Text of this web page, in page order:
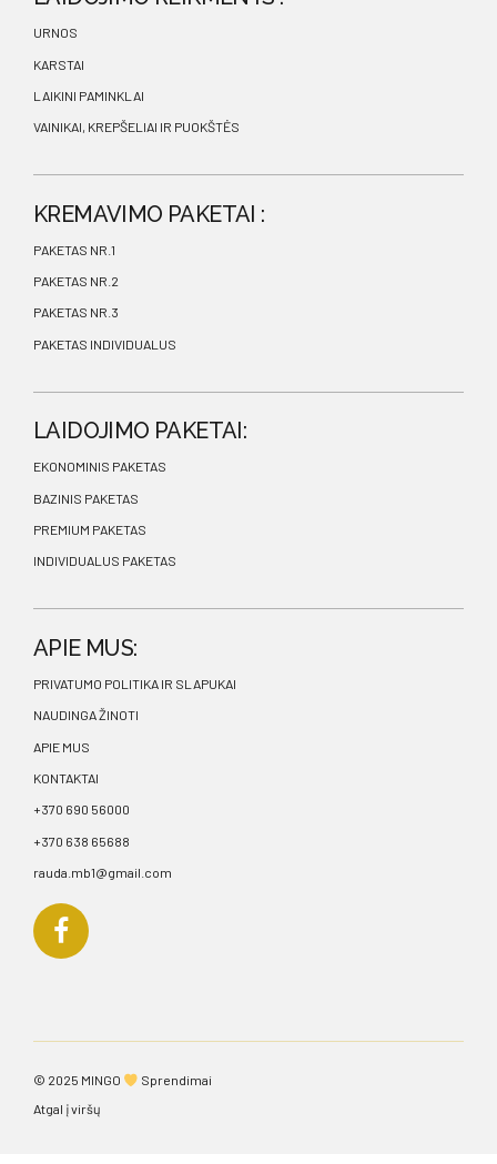
URNOS
KARSTAI
LAIKINI PAMINKLAI
VAINIKAI, KREPŠELIAI IR PUOKŠTĖS
KREMAVIMO PAKETAI :
PAKETAS NR.1
PAKETAS NR.2
PAKETAS NR.3
PAKETAS INDIVIDUALUS
LAIDOJIMO PAKETAI:
EKONOMINIS PAKETAS
BAZINIS PAKETAS
PREMIUM PAKETAS
INDIVIDUALUS PAKETAS
APIE MUS:
PRIVATUMO POLITIKA IR SLAPUKAI
NAUDINGA ŽINOTI
APIE MUS
KONTAKTAI
+370 690 56000
+370 638 65688
rauda.mb1@gmail.com
© 2025 MINGO
Sprendimai
Atgal į viršų